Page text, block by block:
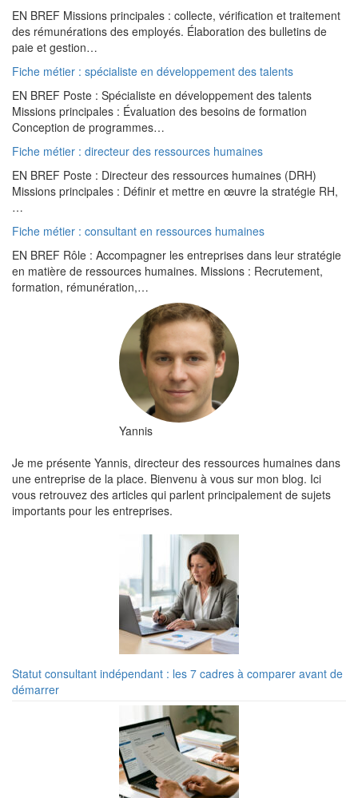
EN BREF Missions principales : collecte, vérification et traitement
des rémunérations des employés. Élaboration des bulletins de
paie et gestion…
Fiche métier : spécialiste en développement des talents
EN BREF Poste : Spécialiste en développement des talents
Missions principales : Évaluation des besoins de formation
Conception de programmes…
Fiche métier : directeur des ressources humaines
EN BREF Poste : Directeur des ressources humaines (DRH)
Missions principales : Définir et mettre en œuvre la stratégie RH,
…
Fiche métier : consultant en ressources humaines
EN BREF Rôle : Accompagner les entreprises dans leur stratégie
en matière de ressources humaines. Missions : Recrutement,
formation, rémunération,…
Yannis
Je me présente Yannis, directeur des ressources humaines dans
une entreprise de la place. Bienvenu à vous sur mon blog. Ici
vous retrouvez des articles qui parlent principalement de sujets
importants pour les entreprises.
Statut consultant indépendant : les 7 cadres à comparer avant de
démarrer